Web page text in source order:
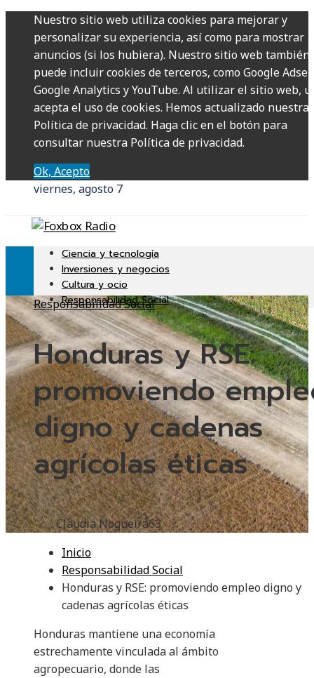
Nuestro sitio web utiliza cookies para mejorar y
personalizar su experiencia, así como para mostrar
anuncios (si los hubiera). Nuestro sitio web también
puede incluir cookies de terceros, como Google
Google Analytics y YouTube. Al utilizar el sitio web,
acepta el uso de cookies. Hemos actualizado nuestra
Política de privacidad. Haga clic en el botón para
consultar nuestra Política de privacidad.
Ok, Acepto
viernes, agosto 7
Ciencia y tecnología
Inversiones y negocios
Cultura y ocio
Responsabilidad Social
Responsabilidad Social
Honduras y RSE:
promoviendo
digno y cadenas
agrícolas éticas
Claudia Nogueira63
Inicio
Responsabilidad Social
Honduras y RSE: promoviendo empleo digno y
cadenas agrícolas éticas
Honduras mantiene una economía
estrechamente vinculada al ámbito
agropecuario, donde las